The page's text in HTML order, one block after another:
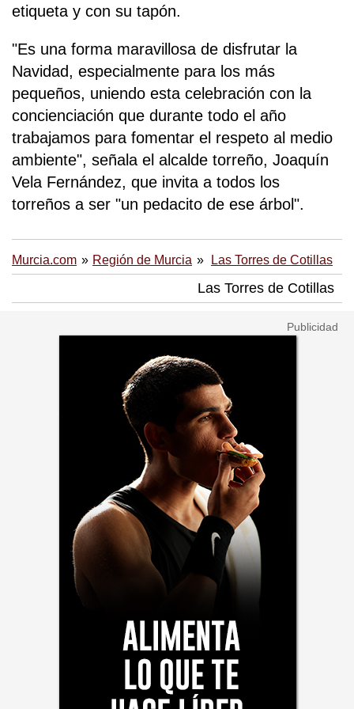
etiqueta y con su tapón.
"Es una forma maravillosa de disfrutar la
Navidad, especialmente para los más
pequeños, uniendo esta celebración con la
concienciación que durante todo el año
trabajamos para fomentar el respeto al medio
ambiente", señala el alcalde torreño, Joaquín
Vela Fernández, que invita a todos los
torreños a ser "un pedacito de ese árbol".
Murcia.com Región de Murcia Las Torres de Cotillas
Las Torres de Cotillas